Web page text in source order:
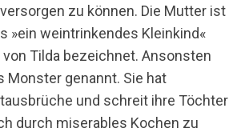
zu können. Die Mutter ist
»ein weintrinkendes Kleinkind«
Tilda bezeichnet. Ansonsten
Monster genannt. Sie hat
und schreit ihre Töchter
durch miserables Kochen zu